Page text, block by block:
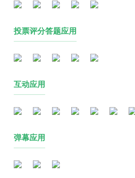
投票评分答题应用
互动应用
弹幕应用